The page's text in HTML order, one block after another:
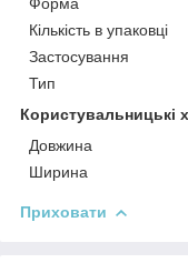
Кількість в упаковці
Застосування
Тип
Користувальницькі
Довжина
Ширина
Приховати